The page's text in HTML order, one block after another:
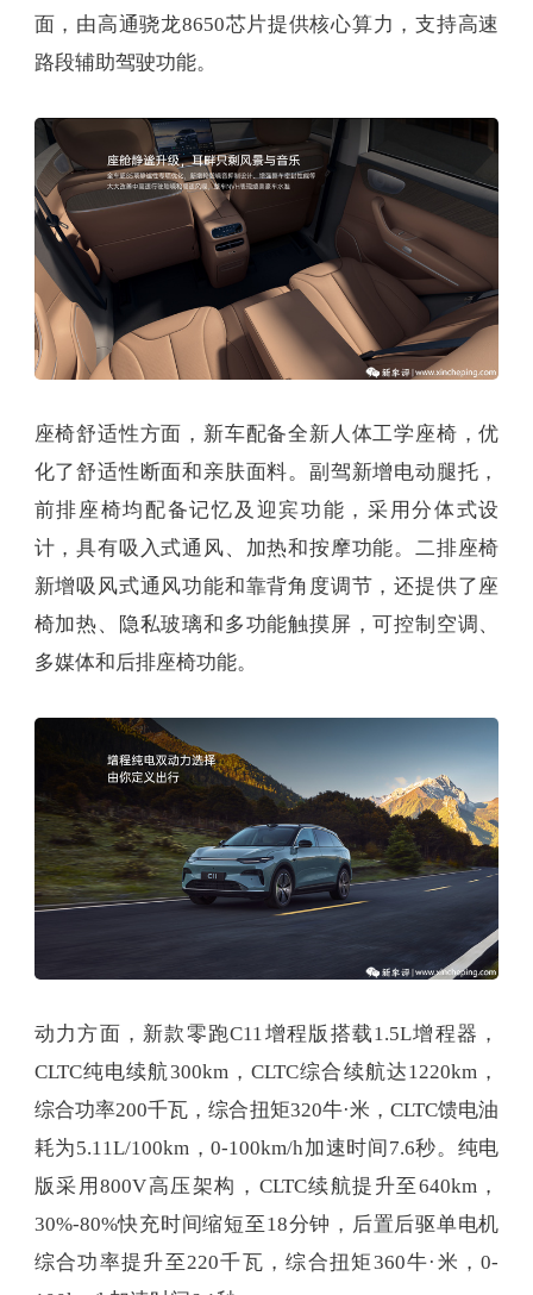
面，由高通骁龙8650芯片提供核心算力，支持高速
路段辅助驾驶功能。
座椅舒适性方面，新车配备全新人体工学座椅，优
化了舒适性断面和亲肤面料。副驾新增电动腿托，
前排座椅均配备记忆及迎宾功能，采用分体式设
计，具有吸入式通风、加热和按摩功能。二排座椅
新增吸风式通风功能和靠背角度调节，还提供了座
椅加热、隐私玻璃和多功能触摸屏，可控制空调、
多媒体和后排座椅功能。
动力方面，新款零跑C11增程版搭载1.5L增程器，
CLTC纯电续航300km，CLTC综合续航达1220km，
综合功率200千瓦，综合扭矩320牛·米，CLTC馈电油
耗为5.11L/100km，0-100km/h加速时间7.6秒。纯电
版采用800V高压架构，CLTC续航提升至640km，
30%-80%快充时间缩短至18分钟，后置后驱单电机
综合功率提升至220千瓦，综合扭矩360牛·米，0-